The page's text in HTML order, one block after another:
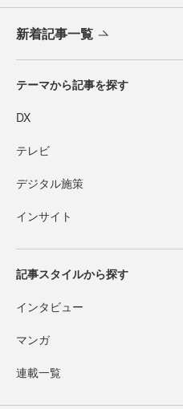
新着記事一覧
テーマから記事を探す
DX
テレビ
デジタル施策
インサイト
記事スタイルから探す
インタビュー
マンガ
連載一覧